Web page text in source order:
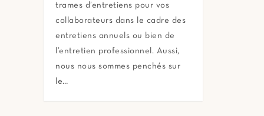
trames d’entretiens pour vos
collaborateurs dans le cadre des
entretiens annuels ou bien de
l’entretien professionnel. Aussi,
nous nous sommes penchés sur
le…